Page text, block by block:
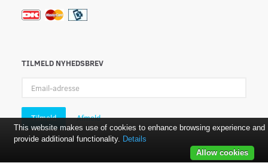
TILMELD NYHEDSBREV
adresse
Tilmeld Afmeld
This website makes use of cookies to enhance browsing experience and
provide additional functionality. Details
Allow cookies